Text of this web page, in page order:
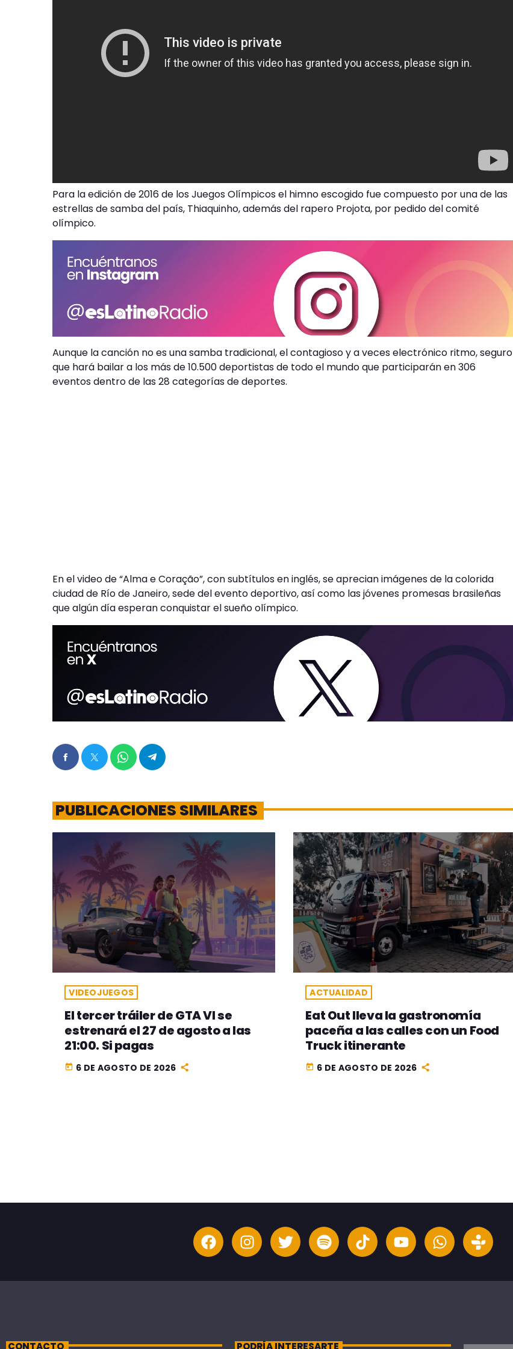
Para la edición de 2016 de los Juegos Olímpicos el himno escogido fue compuesto por una de las
estrellas de samba del país, Thiaquinho, además del rapero Projota, por pedido del comité
olímpico.
Aunque la canción no es una samba tradicional, el contagioso y a veces electrónico ritmo, seguro
que hará bailar a los más de 10.500 deportistas de todo el mundo que participarán en 306
eventos dentro de las 28 categorías de deportes.
En el video de “Alma e Coração”, con subtítulos en inglés, se aprecian imágenes de la colorida
ciudad de Río de Janeiro, sede del evento deportivo, así como las jóvenes promesas brasileñas
que algún día esperan conquistar el sueño olímpico.
PUBLICACIONES SIMILARES
VIDEOJUEGOS
El tercer tráiler de GTA VI se
estrenará el 27 de agosto a las
21:00. Si pagas
today 6 DE AGOSTO DE 2026
ACTUALIDAD
Eat Out lleva la gastronomía
paceña a las calles con un Food
Truck itinerante
today 6 DE AGOSTO DE 2026